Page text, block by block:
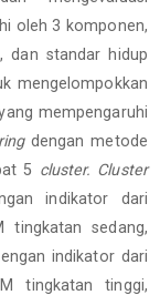
oleh 3 komponen,
dan standar hidup
mengelompokkan
mempengaruhi
dengan metode
5 cluster. Cluster
indikator dari
tingkatan sedang,
indikator dari
tingkatan tinggi,